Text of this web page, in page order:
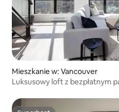
Mieszkanie w: Vancouver
Luksusowy loft z bezpłatnym